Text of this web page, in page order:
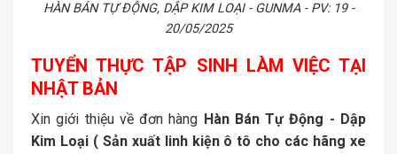
HÀN BÁN TỰ ĐỘNG, DẬP KIM LOẠI - GUNMA - PV: 19 -
20/05/2025
TUYỂN THỰC TẬP SINH LÀM VIỆC TẠI
NHẬT BẢN
Xin giới thiệu về đơn hàng Hàn Bán Tự Động - Dập
Kim Loại ( Sản xuất linh kiện ô tô cho các hãng xe